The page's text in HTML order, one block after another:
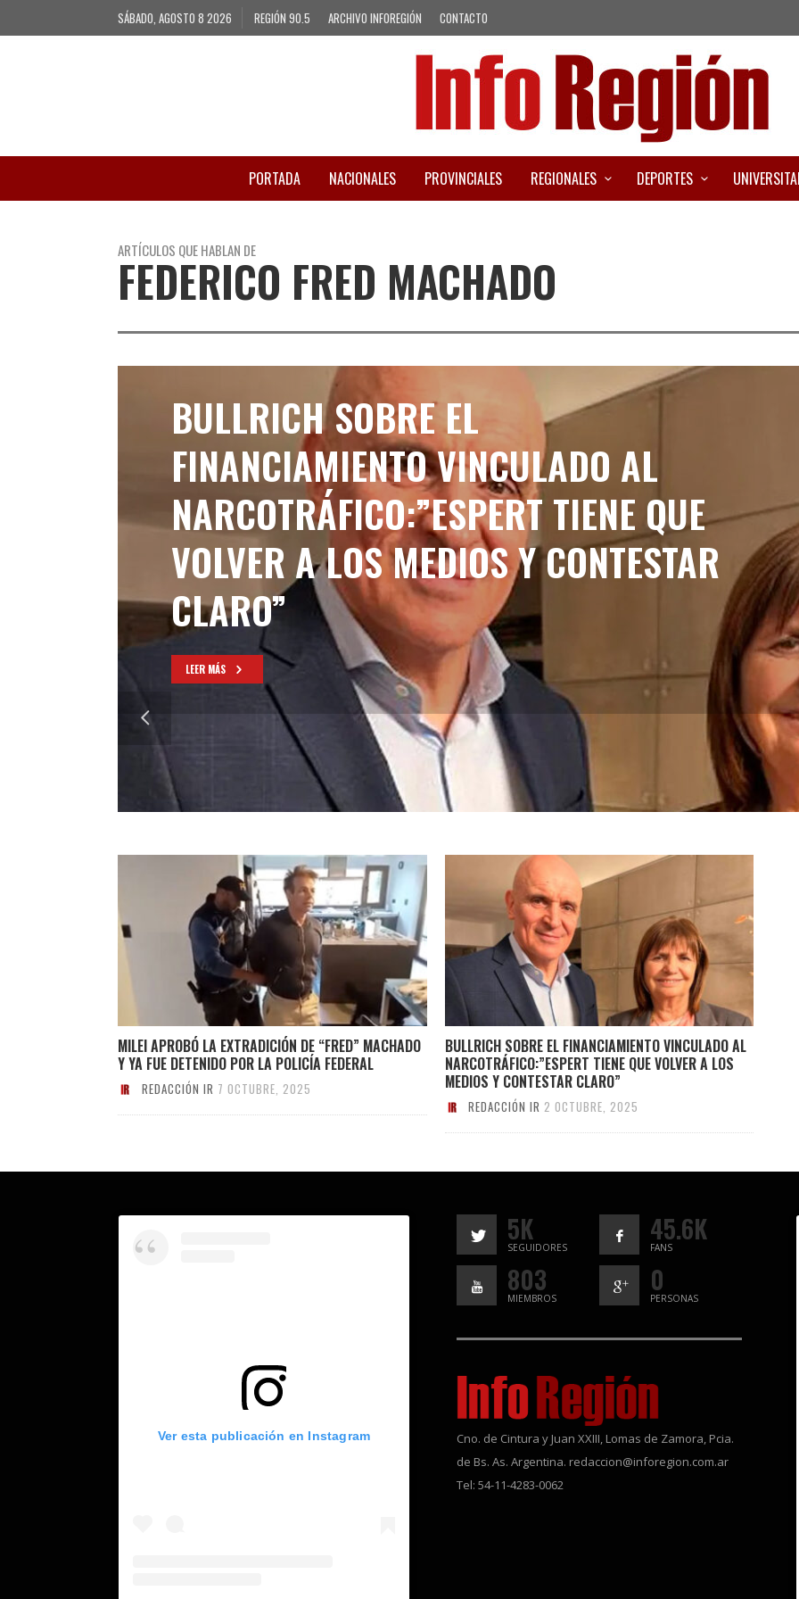
SÁBADO, AGOSTO 8 2026 REGIÓN 90.5 ARCHIVO INFOREGIÓN CONTACTO
PORTADA NACIONALES PROVINCIALES REGIONALES DEPORTES
ARTÍCULOS QUE HABLAN DE
FEDERICO FRED MACHADO
BULLRICH SOBRE EL
FINANCIAMIENTO VINCULADO AL
NARCOTRÁFICO:”ESPERT TIENE QUE
VOLVER A LOS MEDIOS Y CONTESTAR
CLARO”
LEER MÁS
MILEI APROBÓ LA EXTRADICIÓN DE “FRED” MACHADO
Y YA FUE DETENIDO POR LA POLICÍA FEDERAL
REDACCIÓN IR 7 OCTUBRE, 2025
BULLRICH SOBRE EL FINANCIAMIENTO VINCULADO AL
NARCOTRÁFICO:”ESPERT TIENE QUE VOLVER A LOS
MEDIOS Y CONTESTAR CLARO”
REDACCIÓN IR 2 OCTUBRE, 2025
Ver esta publicación en Instagram
5K
SEGUIDORES
45.6K
FANS
803
MIEMBROS
0
PERSONAS
Cno. de Cintura y Juan XXIII, Lomas de Zamora, Pcia.
de Bs. As. Argentina. redaccion@inforegion.com.ar
Tel: 54-11-4283-0062